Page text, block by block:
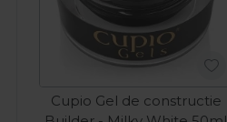
Cupio Gel de constructie